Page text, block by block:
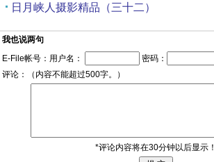
日月峡人摄影精品（三十二）
我也说两句
E-File帐号：用户名：
密码：
评论：（内容不能超过500字。）
*评论内容将在30分钟以后显示！